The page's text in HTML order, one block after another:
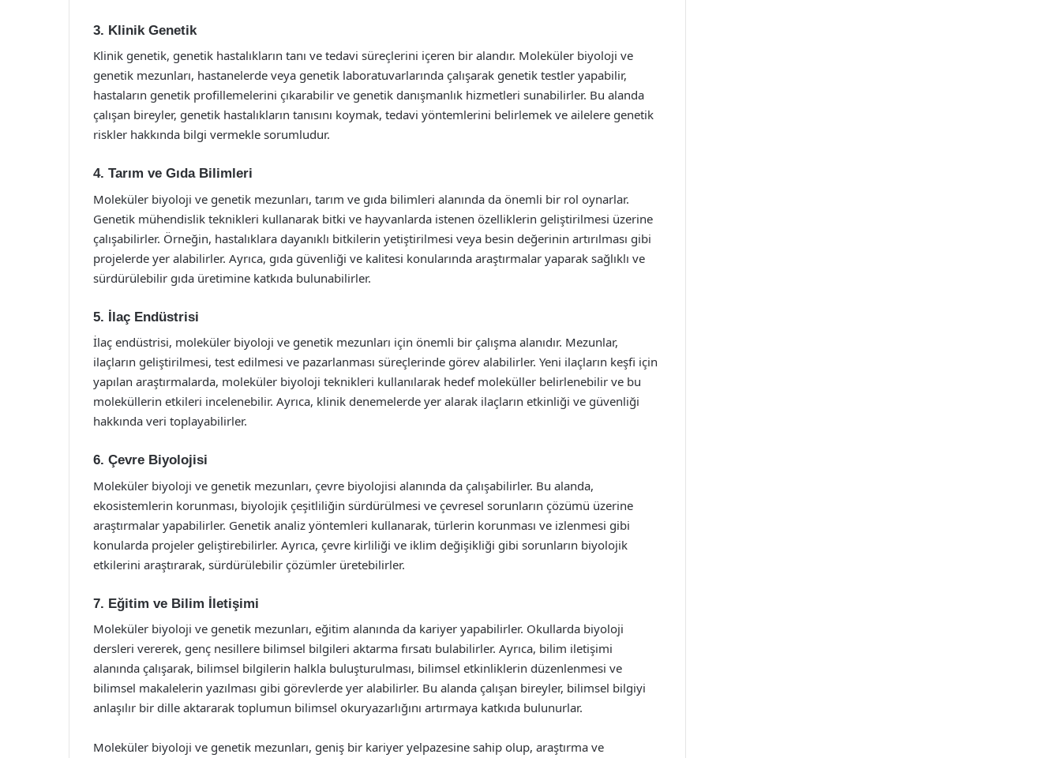
3. Klinik Genetik
Klinik genetik, genetik hastalıkların tanı ve tedavi süreçlerini içeren bir alandır. Moleküler biyoloji ve
genetik mezunları, hastanelerde veya genetik laboratuvarlarında çalışarak genetik testler yapabilir,
hastaların genetik profillemelerini çıkarabilir ve genetik danışmanlık hizmetleri sunabilirler. Bu alanda
çalışan bireyler, genetik hastalıkların tanısını koymak, tedavi yöntemlerini belirlemek ve ailelere genetik
riskler hakkında bilgi vermekle sorumludur.
4. Tarım ve Gıda Bilimleri
Moleküler biyoloji ve genetik mezunları, tarım ve gıda bilimleri alanında da önemli bir rol oynarlar.
Genetik mühendislik teknikleri kullanarak bitki ve hayvanlarda istenen özelliklerin geliştirilmesi üzerine
çalışabilirler. Örneğin, hastalıklara dayanıklı bitkilerin yetiştirilmesi veya besin değerinin artırılması gibi
projelerde yer alabilirler. Ayrıca, gıda güvenliği ve kalitesi konularında araştırmalar yaparak sağlıklı ve
sürdürülebilir gıda üretimine katkıda bulunabilirler.
5. İlaç Endüstrisi
İlaç endüstrisi, moleküler biyoloji ve genetik mezunları için önemli bir çalışma alanıdır. Mezunlar,
ilaçların geliştirilmesi, test edilmesi ve pazarlanması süreçlerinde görev alabilirler. Yeni ilaçların keşfi için
yapılan araştırmalarda, moleküler biyoloji teknikleri kullanılarak hedef moleküller belirlenebilir ve bu
moleküllerin etkileri incelenebilir. Ayrıca, klinik denemelerde yer alarak ilaçların etkinliği ve güvenliği
hakkında veri toplayabilirler.
6. Çevre Biyolojisi
Moleküler biyoloji ve genetik mezunları, çevre biyolojisi alanında da çalışabilirler. Bu alanda,
ekosistemlerin korunması, biyolojik çeşitliliğin sürdürülmesi ve çevresel sorunların çözümü üzerine
araştırmalar yapabilirler. Genetik analiz yöntemleri kullanarak, türlerin korunması ve izlenmesi gibi
konularda projeler geliştirebilirler. Ayrıca, çevre kirliliği ve iklim değişikliği gibi sorunların biyolojik
etkilerini araştırarak, sürdürülebilir çözümler üretebilirler.
7. Eğitim ve Bilim İletişimi
Moleküler biyoloji ve genetik mezunları, eğitim alanında da kariyer yapabilirler. Okullarda biyoloji
dersleri vererek, genç nesillere bilimsel bilgileri aktarma fırsatı bulabilirler. Ayrıca, bilim iletişimi
alanında çalışarak, bilimsel bilgilerin halkla buluşturulması, bilimsel etkinliklerin düzenlenmesi ve
bilimsel makalelerin yazılması gibi görevlerde yer alabilirler. Bu alanda çalışan bireyler, bilimsel bilgiyi
anlaşılır bir dille aktararak toplumun bilimsel okuryazarlığını artırmaya katkıda bulunurlar.
Moleküler biyoloji ve genetik mezunları, geniş bir kariyer yelpazesine sahip olup, araştırma ve